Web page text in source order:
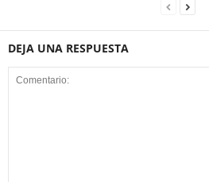
DEJA UNA RESPUESTA